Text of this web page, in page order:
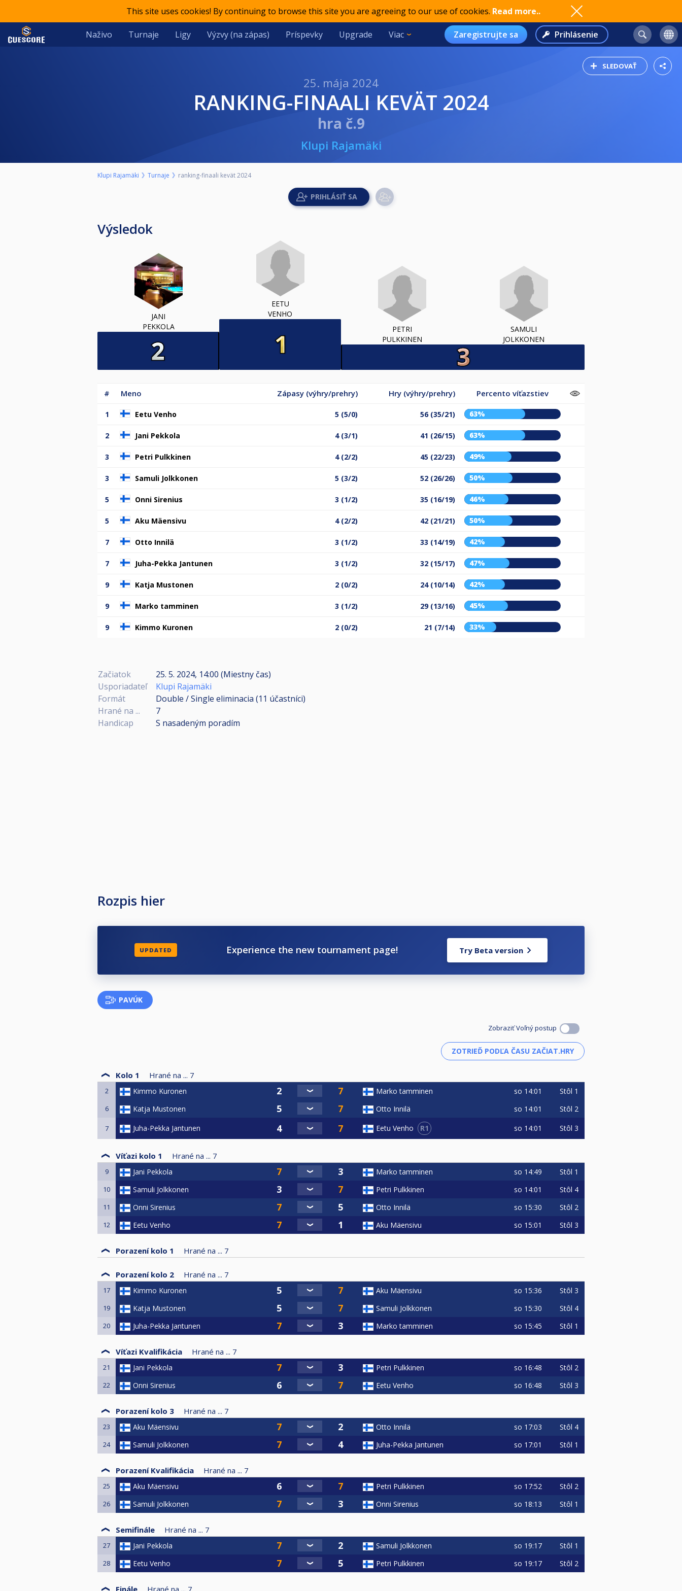
This site uses cookies! By continuing to browse this site you are agreeing to our use of cookies. Read more..
Naživo Turnaje Ligy Výzvy (na zápas) Príspevky Upgrade Viac Zaregistrujte sa Prihlásenie
SLEDOVAŤ
25. mája 2024
RANKING-FINAALI KEVÄT 2024
hra č.9
Klupi Rajamäki
Klupi Rajamäki Turnaje ranking-finaali kevät 2024
Výsledok
JANI
PEKKOLA
EETU
VENHO
PETRI
PULKKINEN
SAMULI
JOLKKONEN
# Meno Zápasy (výhry/prehry) Hry (výhry/prehry) Percento víťazstiev
1 Eetu Venho 5 (5/0) 56 (35/21) 63%
2 Jani Pekkola 4 (3/1) 41 (26/15) 63%
3 Petri Pulkkinen 4 (2/2) 45 (22/23) 49%
3 Samuli Jolkkonen 5 (3/2) 52 (26/26) 50%
5 Onni Sirenius 3 (1/2) 35 (16/19) 46%
5 Aku Mäensivu 4 (2/2) 42 (21/21) 50%
7 Otto Innilä 3 (1/2) 33 (14/19) 42%
7 Juha-Pekka Jantunen 3 (1/2) 32 (15/17) 47%
9 Katja Mustonen 2 (0/2) 24 (10/14) 42%
9 Marko tamminen 3 (1/2) 29 (13/16) 45%
9 Kimmo Kuronen 2 (0/2) 21 (7/14) 33%
Začiatok
25. 5. 2024, 14:00 (Miestny čas)
Usporiadateľ
Klupi Rajamäki
Formát
Double / Single eliminacia (11 účastníci)
Hrané na ...
7
Handicap
S nasadeným poradím
Rozpis hier
UPDATED Experience the new tournament page! Try Beta version
PAVÚK
Zobraziť Voľný postup
Kolo 1 Hrané na ... 7
2 Kimmo Kuronen Marko tamminen so 14:01 Stôl 1
6 Katja Mustonen Otto Innilä so 14:01 Stôl 2
7 Juha-Pekka Jantunen Eetu Venho R1 so 14:01 Stôl 3
Víťazi kolo 1 Hrané na ... 7
9 Jani Pekkola Marko tamminen so 14:49 Stôl 1
10 Samuli Jolkkonen Petri Pulkkinen so 14:01 Stôl 4
11 Onni Sirenius Otto Innilä so 15:30 Stôl 2
12 Eetu Venho Aku Mäensivu so 15:01 Stôl 3
Porazení kolo 1 Hrané na ... 7
Porazení kolo 2 Hrané na ... 7
17 Kimmo Kuronen Aku Mäensivu so 15:36 Stôl 3
19 Katja Mustonen Samuli Jolkkonen so 15:30 Stôl 4
20 Juha-Pekka Jantunen Marko tamminen so 15:45 Stôl 1
Víťazi Kvalifikácia Hrané na ... 7
21 Jani Pekkola Petri Pulkkinen so 16:48 Stôl 2
22 Onni Sirenius Eetu Venho so 16:48 Stôl 3
Porazení kolo 3 Hrané na ... 7
23 Aku Mäensivu Otto Innilä so 17:03 Stôl 4
24 Samuli Jolkkonen Juha-Pekka Jantunen so 17:01 Stôl 1
Porazení Kvalifikácia Hrané na ... 7
25 Aku Mäensivu Petri Pulkkinen so 17:52 Stôl 2
26 Samuli Jolkkonen Onni Sirenius so 18:13 Stôl 1
Semifinále Hrané na ... 7
27 Jani Pekkola Samuli Jolkkonen so 19:17 Stôl 1
28 Eetu Venho Petri Pulkkinen so 19:17 Stôl 2
Finále Hrané na ... 7